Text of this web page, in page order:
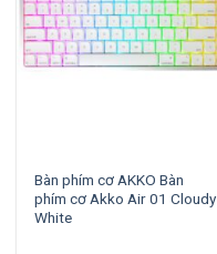
Bàn phím cơ AKKO Bàn
phím cơ Akko Air 01 Cloudy
White